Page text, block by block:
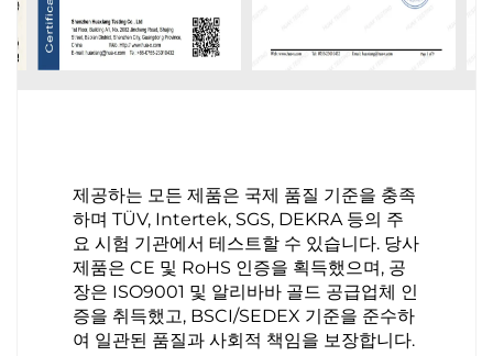
제공하는 모든 제품은 국제 품질 기준을 충족
하며 TÜV, Intertek, SGS, DEKRA 등의 주
요 시험 기관에서 테스트할 수 있습니다. 당사
제품은 CE 및 RoHS 인증을 획득했으며, 공
장은 ISO9001 및 알리바바 골드 공급업체 인
증을 취득했고, BSCI/SEDEX 기준을 준수하
여 일관된 품질과 사회적 책임을 보장합니다.